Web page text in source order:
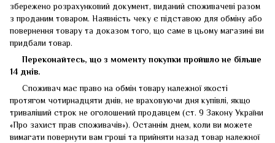
збережено розрахунковий документ, виданий споживачеві разом
з проданим товаром. Наявність чеку є підставою для обміну або
повернення товару та доказом того, що саме в цьому магазині ви
придбали товар.
Переконайтесь, що з моменту покупки пройшло не більше
14 днів.
Споживач має право на обмін товару належної якості
протягом чотирнадцяти днів, не враховуючи дня купівлі, якщо
триваліший строк не оголошений продавцем (ст. 9 Закону України
«Про захист прав споживачів»). Останнім днем, коли ви можете
вимагати повернути вам гроші та прийняти назад товар належної